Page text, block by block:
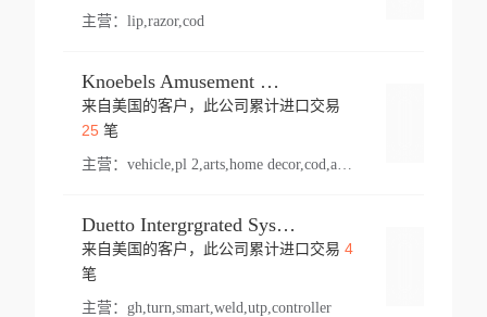
主营： lip,razor,cod
Knoebels Amusement Resort
来自美国的客户，此公司累计进口交易
25笔
主营： vehicle,pl 2,arts,home decor,cod,amusement ride,sea
Duetto Intergrgrated Systems Inc.
来自美国的客户，此公司累计进口交易 4
笔
主营： gh,turn,smart,weld,utp,controller